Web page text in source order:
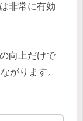
は非常に有効
向上だけで
がります。